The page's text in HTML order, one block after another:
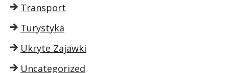
Transport
Turystyka
Ukryte Zajawki
Uncategorized